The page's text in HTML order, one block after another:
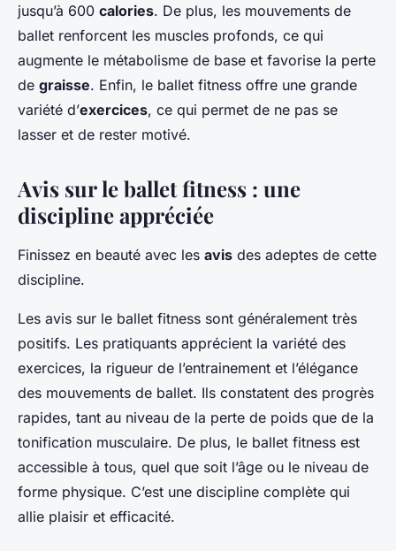
jusqu’à 600 calories. De plus, les mouvements de
ballet renforcent les muscles profonds, ce qui
augmente le métabolisme de base et favorise la perte
de graisse. Enfin, le ballet fitness offre une grande
variété d’exercices, ce qui permet de ne pas se
lasser et de rester motivé.
Avis sur le ballet fitness : une
discipline appréciée
Finissez en beauté avec les avis des adeptes de cette
discipline.
Les avis sur le ballet fitness sont généralement très
positifs. Les pratiquants apprécient la variété des
exercices, la rigueur de l’entrainement et l’élégance
des mouvements de ballet. Ils constatent des progrès
rapides, tant au niveau de la perte de poids que de la
tonification musculaire. De plus, le ballet fitness est
accessible à tous, quel que soit l’âge ou le niveau de
forme physique. C’est une discipline complète qui
allie plaisir et efficacité.